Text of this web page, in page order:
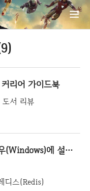
리어 가이드북
서 리뷰
[Redis] 레디스 윈도우(Windows)에 설치하기
디스(Redis)